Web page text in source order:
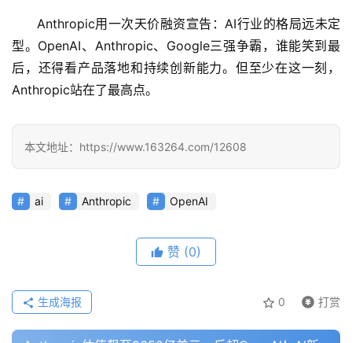
教
框
告
Anthropic用一次天价融资宣告：AI行业的格局远未定
型。OpenAI、Anthropic、Google三强争霸，谁能笑到最
后，还得看产品落地和持续创新能力。但至少在这一刻，
Anthropic站在了最高点。
本文地址：https://www.163264.com/12608
ai Anthropic OpenAI
赞 (0)
0 打赏
生成海报